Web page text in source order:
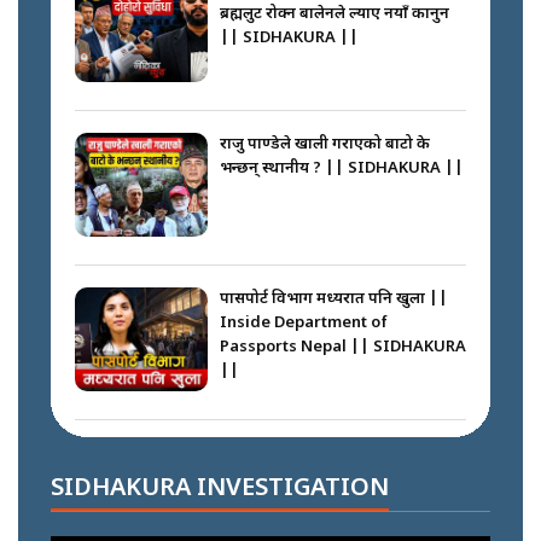
||
बदलेका ‘निम्स दाई’ || SIDHAKURA
||
आगो निभाउने कि तेल थप्ने ? WHATS
HAPPENING IN MADHESH ? ||
भयो ? के के भयो ? || SUNSARI
ब्रह्मलुट रोक्न बालेनले ल्याए नयाँ कानुन
|| SIDHAKURA ||
राजु पाण्डेले खाली गराएको बाटो के
भन्छन् स्थानीय ? || SIDHAKURA ||
पासपोर्ट विभाग मध्यरात पनि खुला ||
Inside Department of
Passports Nepal || SIDHAKURA
the Gas Go? || SIDHAKURA ||
SIDHAKURA INVESTIGATION